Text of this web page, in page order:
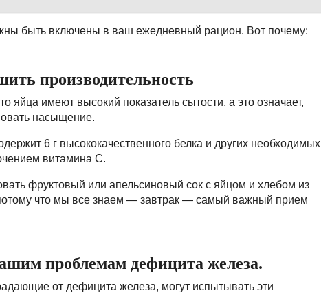
быть включены в ваш ежедневный рацион. Вот почему:
производительность
яйца имеют высокий показатель сытости, а это означает,
насыщение.
6 г высококачественного белка и других необходимых
витамина С.
фруктовый или апельсиновый сок с яйцом и хлебом из
что мы все знаем — завтрак — самый важный прием
проблемам дефицита железа.
от дефицита железа, могут испытывать эти